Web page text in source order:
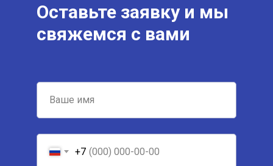
Оставьте заявку и мы
свяжемся с вами
+7